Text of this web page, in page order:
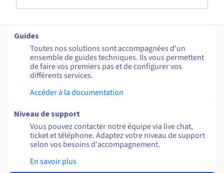
Guides
Toutes nos solutions sont accompagnées d'un
ensemble de guides techniques. Ils vous permettent
de faire vos premiers pas et de configurer vos
différents services.
Accéder à la documentation
Niveau de support
Vous pouvez contacter notre équipe via live chat,
ticket et téléphone. Adaptez votre niveau de support
selon vos besoins d'accompagnement.
En savoir plus